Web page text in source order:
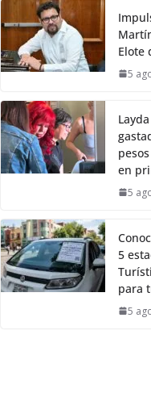
Elote
5
en
5
5
para
5